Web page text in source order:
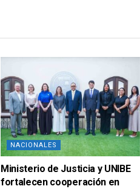
NACIONALES
Ministerio de Justicia y UNIBE
fortalecen cooperación en